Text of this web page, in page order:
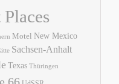
Motel New Mexico
Sachsen-Anhalt
Texas Thüringen